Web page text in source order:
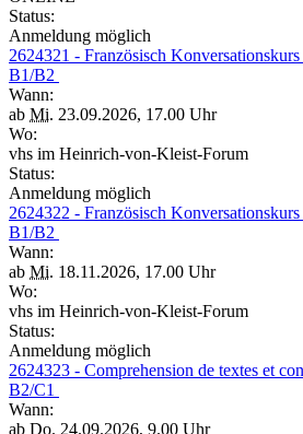
Status:
Anmeldung möglich
2624321 - Französisch
B1/B2
Wann:
ab Mi. 23.09.2026, 17.00 Uhr
Wo:
vhs im Heinrich-von-Kleist-Forum
Status:
Anmeldung möglich
2624322 - Französisch
B1/B2
Wann:
ab Mi. 18.11.2026, 17.00 Uhr
Wo:
vhs im Heinrich-von-Kleist-Forum
Status:
Anmeldung möglich
2624323 - Comprehension de textes et
B2/C1
Wann:
ab Do. 24.09.2026, 9.00 Uhr